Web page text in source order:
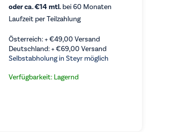
oder ca. €14 mtl. bei 60 Monaten
Laufzeit per Teilzahlung
Österreich: +€49,00 Versand
Deutschland: +€69,00 Versand
Selbstabholung in Steyr möglich
Verfügbarkeit: Lagernd